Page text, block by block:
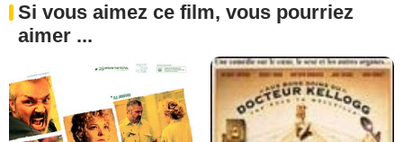
Si vous aimez ce film, vous pourriez
aimer ...